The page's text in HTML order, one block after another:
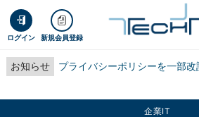
ログイン 新規会員登録
お知らせ プライバシーポリシーを一部改
企業IT